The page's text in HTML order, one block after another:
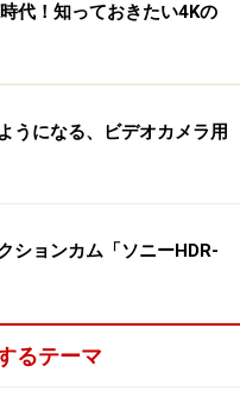
る
すすめデジタルビ
型でキレイな映像が撮
離れたところからでも
代！知っておきたい4Kの
うになる、ビデオカメラ用
ションカム「ソニーHDR-
るテーマ